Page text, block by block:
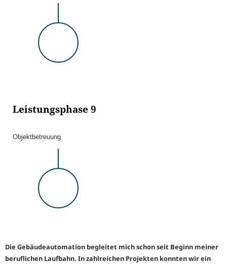
Leistungsphase 9
Objektbetreuung
Die Gebäudeautomation begleitet mich schon seit Beginn meiner
beruflichen Laufbahn. In zahlreichen Projekten konnten wir ein